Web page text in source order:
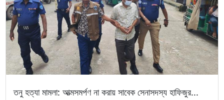
তনু হত্যা মামলা: আত্মসমর্পণ না করায় সাবেক সেনাসদস্য হাফিজুর...